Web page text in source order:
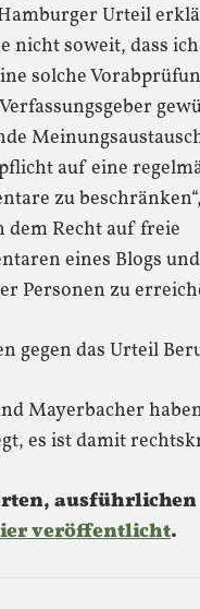
Urteil
nicht soweit, dass
solche
auf eine
zu
dem Recht auf freie
eines Blogs
Personen zu
gegen das Urteil
Mayerbacher
es ist damit
ausführlichen
veröffentlicht.